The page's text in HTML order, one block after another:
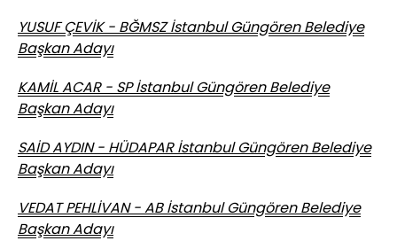
YUSUF ÇEVİK - BĞMSZ İstanbul Güngören Belediye
Başkan Adayı
KAMİL ACAR - SP İstanbul Güngören Belediye
Başkan Adayı
SAİD AYDIN - HÜDAPAR İstanbul Güngören Belediye
Başkan Adayı
VEDAT PEHLİVAN - AB İstanbul Güngören Belediye
Başkan Adayı